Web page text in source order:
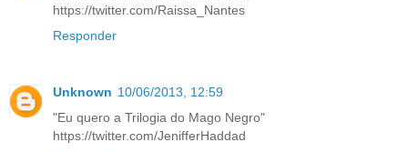
https://twitter.com/Raissa_Nantes
Responder
Unknown 10/06/2013, 12:59
"Eu quero a Trilogia do Mago Negro"
https://twitter.com/JenifferHaddad